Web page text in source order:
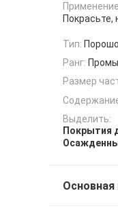
Покрасьте,
Тип:
Ранг:
Размер
Выделить:
Покрытия